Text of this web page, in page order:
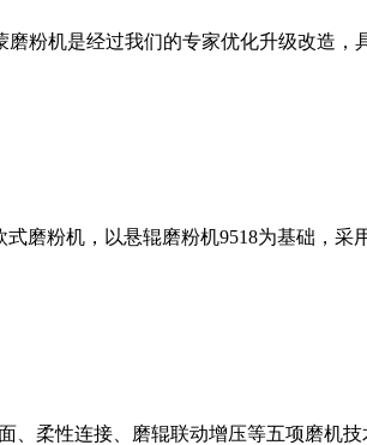
粉机是经过我们的专家优化升级改造，
磨粉机，以悬辊磨粉机9518为基础，采
、柔性连接、磨辊联动增压等五项磨机